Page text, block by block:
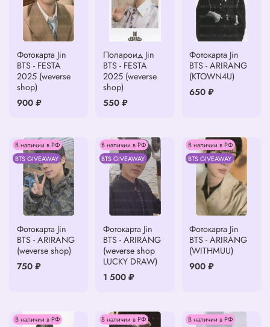
Фотокарта Jin
BTS - FESTA
2025 (weverse
shop)
900 ₽
Полароид Jin
BTS - FESTA
2025 (weverse
shop)
550 ₽
Фотокарта Jin
BTS - ARIRANG
(KTOWN4U)
650 ₽
В наличии в РФ
BTS GIVEAWAY
Фотокарта Jin
BTS - ARIRANG
(weverse shop)
750 ₽
В наличии в РФ
BTS GIVEAWAY
Фотокарта Jin
BTS - ARIRANG
(weverse shop
LUCKY DRAW)
1 500 ₽
В наличии в РФ
BTS GIVEAWAY
Фотокарта Jin
BTS - ARIRANG
(WITHMUU)
900 ₽
В наличии в РФ
В наличии в РФ
В наличии в РФ